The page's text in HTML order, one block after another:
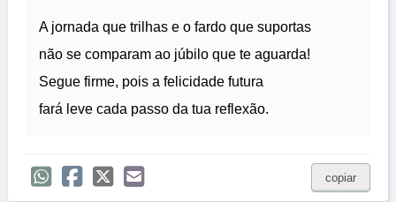
A jornada que trilhas e o fardo que suportas
não se comparam ao júbilo que te aguarda!
Segue firme, pois a felicidade futura
fará leve cada passo da tua reflexão.
copiar